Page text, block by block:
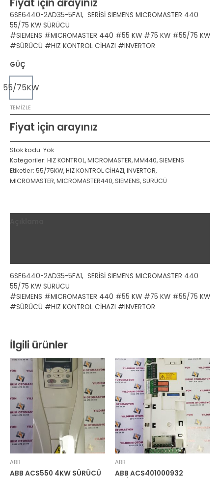
Fiyat için arayınız
6SE6440-2AD35-5FA1, SERİSİ SIEMENS MICROMASTER 440
55/75 KW SÜRÜCÜ
#SIEMENS #MICROMASTER 440 #55 KW #75 KW #55/75 KW
#SÜRÜCÜ #HIZ KONTROL CİHAZI #INVERTOR
GÜÇ
55/75KW
TEMIZLE
Fiyat için arayınız
Stok kodu: Yok
Kategoriler: HIZ KONTROL,MICROMASTER,MM440, SIEMENS
Etiketler: 55/75KW,HIZ KONTROL CİHAZI,INVERTOR,
MICROMASTER,MICROMASTER440, SIEMENS, SÜRÜCÜ
6SE6440-2AD35-5FA1, SERİSİ SIEMENS MICROMASTER 440
55/75 KW SÜRÜCÜ
#SIEMENS #MICROMASTER 440 #55 KW #75 KW #55/75 KW
#SÜRÜCÜ #HIZ KONTROL CİHAZI #INVERTOR
İlgili ürünler
ABB
ABB ACS550 4KW SÜRÜCÜ
ABB
ABB ACS401000932